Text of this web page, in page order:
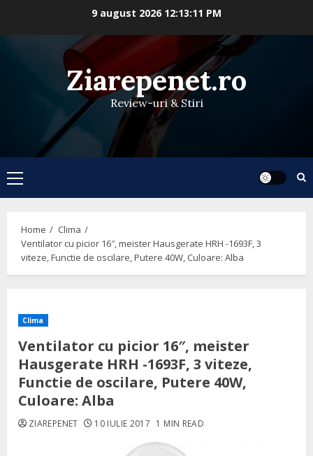
9 august 2026 12:13:11 PM
Ziarepenet.ro
Review-uri & Stiri
Primary
Menu
Home
Clima
Ventilator cu picior 16″, meister Hausgerate HRH -1693F, 3
viteze, Functie de oscilare, Putere 40W, Culoare: Alba
Clima
Ventilator cu picior 16″, meister
Hausgerate HRH -1693F, 3 viteze,
Functie de oscilare, Putere 40W,
Culoare: Alba
ZIAREPENET 10 IULIE 2017 1 MIN READ